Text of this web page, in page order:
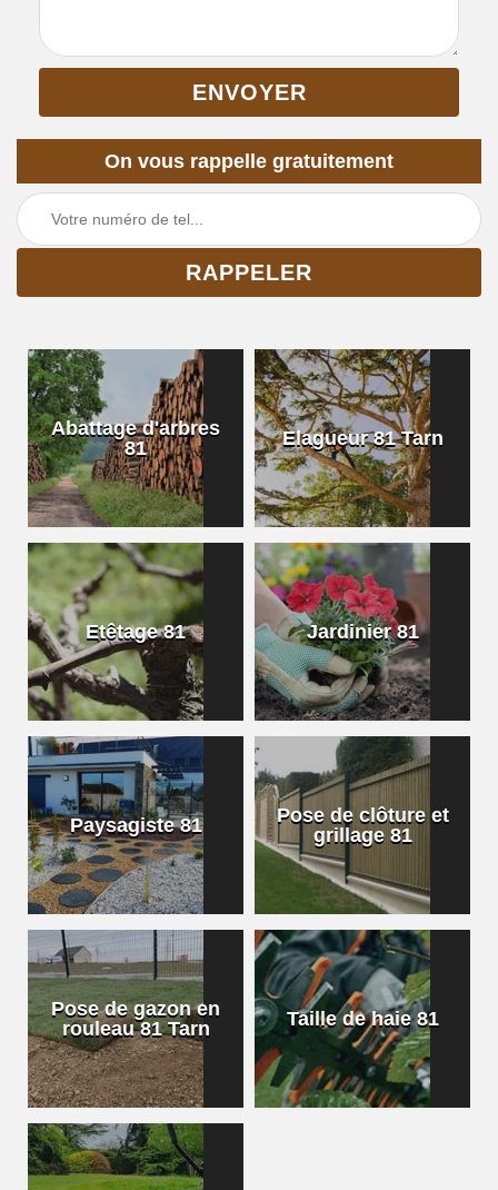
On vous rappelle gratuitement
Abattage d'arbres
81
Elagueur 81 Tarn
Etêtage 81 Jardinier 81
Paysagiste 81
Pose de clôture et
grillage 81
Pose de gazon en
rouleau 81 Tarn
Taille de haie 81